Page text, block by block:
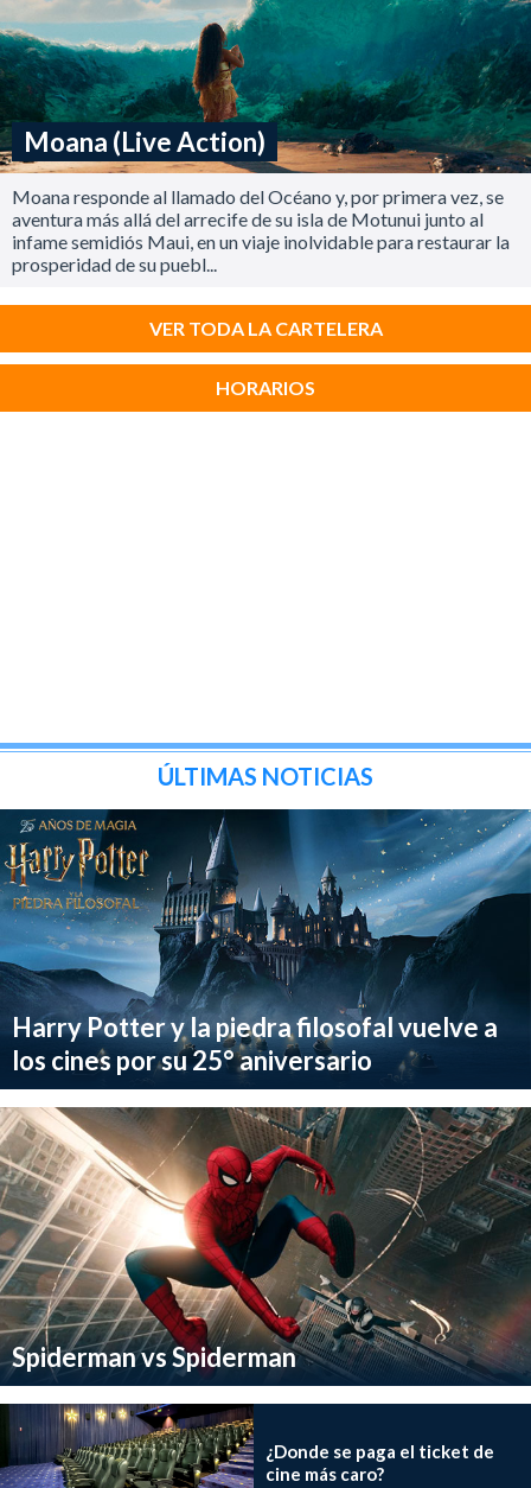
Moana (Live Action)
Moana responde al llamado del Océano y, por primera vez, se
aventura más allá del arrecife de su isla de Motunui junto al
infame semidiós Maui, en un viaje inolvidable para restaurar la
prosperidad de su puebl...
VER TODA LA CARTELERA
HORARIOS
ÚLTIMAS NOTICIAS
Harry Potter y la piedra filosofal vuelve a
los cines por su 25° aniversario
Spiderman vs Spiderman
¿Donde se paga el ticket de
cine más caro?